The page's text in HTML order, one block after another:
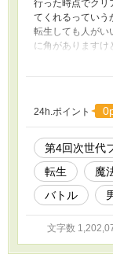
行った時点でクリ
てくれるっていう
転生しても人が
に角がありますけ
も人だって確か
転生する世界の
に世界を見て回
救ったからあとは
たリュードが行く
24h.ポイント
第4回次世代
転生
魔
バトル
文字数